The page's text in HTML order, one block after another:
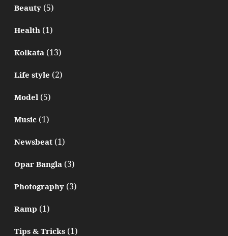
Beauty(5)
Health(1)
Kolkata(13)
Life style (2)
Model(5)
Music(1)
Newsbeat(1)
Opar Bangla(3)
Photography(3)
Ramp (1)
Tips & Tricks(1)